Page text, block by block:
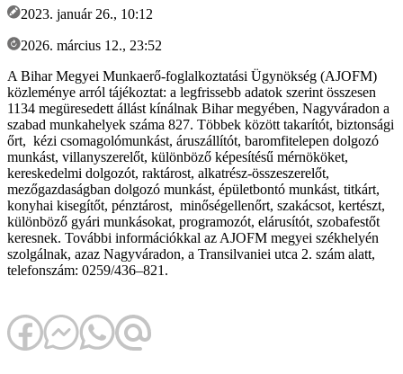
2023. január 26., 10:12
2026. március 12., 23:52
A Bihar Megyei Munkaerő-foglalkoztatási Ügynökség (AJOFM)
közleménye arról tájékoztat: a legfrissebb adatok szerint összesen
1134 megüresedett állást kínálnak Bihar megyében, Nagyváradon a
szabad munkahelyek száma 827. Többek között takarítót, biztonsági
őrt, kézi csomagolómunkást, áruszállítót, baromfitelepen dolgozó
munkást, villanyszerelőt, különböző képesítésű mérnököket,
kereskedelmi dolgozót, raktárost, alkatrész-összeszerelőt,
mezőgazdaságban dolgozó munkást, épületbontó munkást, titkárt,
konyhai kisegítőt, pénztárost, minőségellenőrt, szakácsot, kertészt,
különböző gyári munkásokat, programozót, elárusítót, szobafestőt
keresnek. További információkkal az AJOFM megyei székhelyén
szolgálnak, azaz Nagyváradon, a Transilvaniei utca 2. szám alatt,
telefonszám: 0259/436–821.